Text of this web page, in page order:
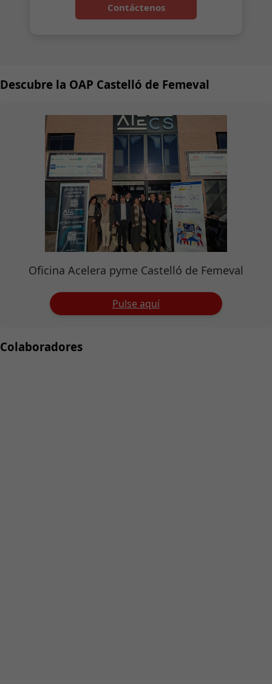
Contáctenos
Descubre la OAP Castelló de Femeval
Oficina Acelera pyme Castelló de Femeval
Pulse aquí
Colaboradores